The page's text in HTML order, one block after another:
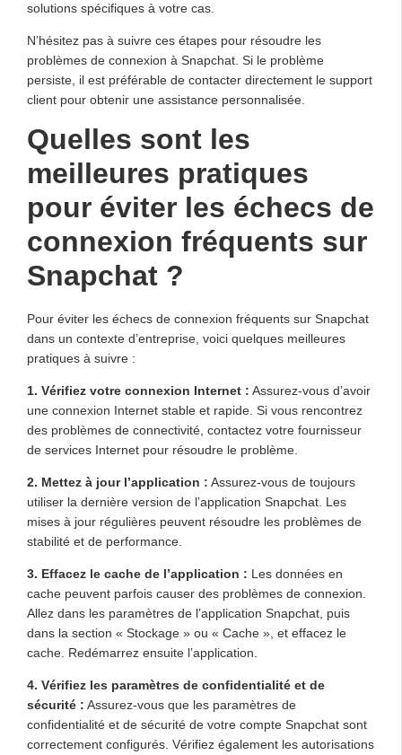
solutions spécifiques à votre cas.
N’hésitez pas à suivre ces étapes pour résoudre les
problèmes de connexion à Snapchat. Si le problème
persiste, il est préférable de contacter directement le support
client pour obtenir une assistance personnalisée.
Quelles sont les
meilleures pratiques
pour éviter les échecs de
connexion fréquents sur
Snapchat ?
Pour éviter les échecs de connexion fréquents sur Snapchat
dans un contexte d’entreprise, voici quelques meilleures
pratiques à suivre :
1. Vérifiez votre connexion Internet : Assurez-vous d’avoir
une connexion Internet stable et rapide. Si vous rencontrez
des problèmes de connectivité, contactez votre fournisseur
de services Internet pour résoudre le problème.
2. Mettez à jour l’application : Assurez-vous de toujours
utiliser la dernière version de l’application Snapchat. Les
mises à jour régulières peuvent résoudre les problèmes de
stabilité et de performance.
3. Effacez le cache de l’application : Les données en
cache peuvent parfois causer des problèmes de connexion.
Allez dans les paramètres de l’application Snapchat, puis
dans la section « Stockage » ou « Cache », et effacez le
cache. Redémarrez ensuite l’application.
4. Vérifiez les paramètres de confidentialité et de
sécurité : Assurez-vous que les paramètres de
confidentialité et de sécurité de votre compte Snapchat sont
correctement configurés. Vérifiez également les autorisations